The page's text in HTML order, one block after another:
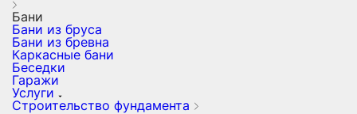
Бани
Бани из бруса
Бани из бревна
Каркасные бани
Беседки
Гаражи
Услуги
Строительство фундамента